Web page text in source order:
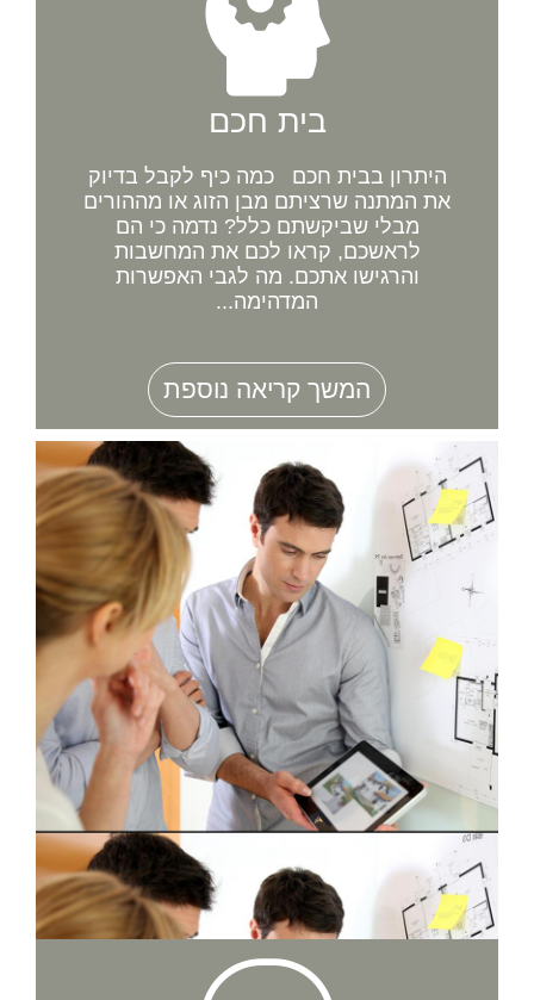
בית חכם
היתרון בבית חכם כמה כיף לקבל בדיוק
את המתנה שרציתם מבן הזוג או מההורים
מבלי שביקשתם כלל? נדמה כי הם
לראשכם, קראו לכם את המחשבות
והרגישו אתכם. מה לגבי האפשרות
המדהימה...
המשך קריאה נוספת